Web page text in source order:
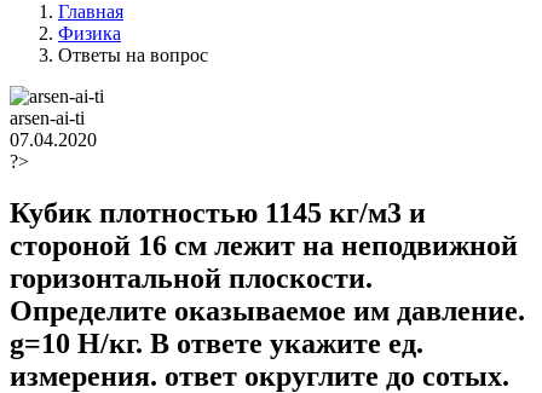
Главная
Физика
Ответы на вопрос
arsen-ai-ti
07.04.2020
?>
Кубик плотностью 1145 кг/м3 и
стороной 16 см лежит на неподвижной
горизонтальной плоскости.
Определите оказываемое им давление.
g=10 Н/кг. В ответе укажите ед.
измерения. ответ округлите до сотых.